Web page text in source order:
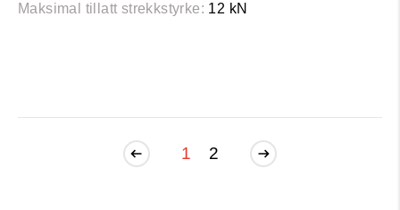
Maksimal tillatt strekkstyrke: 12 kN
1 2